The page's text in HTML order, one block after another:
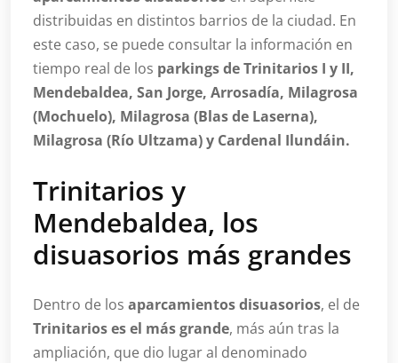
distribuidas en distintos barrios de la ciudad. En
este caso, se puede consultar la información en
tiempo real de los parkings de Trinitarios I y II,
Mendebaldea, San Jorge, Arrosadía, Milagrosa
(Mochuelo), Milagrosa (Blas de Laserna),
Milagrosa (Río Ultzama) y Cardenal Ilundáin.
Trinitarios y
Mendebaldea, los
disuasorios más grandes
Dentro de los aparcamientos disuasorios, el de
Trinitarios es el más grande, más aún tras la
ampliación, que dio lugar al denominado